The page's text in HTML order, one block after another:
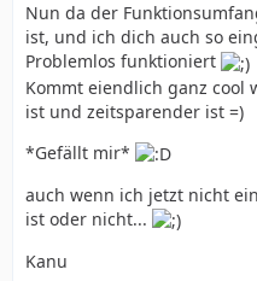
Nun da der
ist, und ich dich auch so
Problemlos funktioniert
Kommt eiendlich ganz cool
ist und zeitsparender ist =)
*Gefällt mir*
auch wenn ich jetzt nicht
ist oder nicht...
Kanu